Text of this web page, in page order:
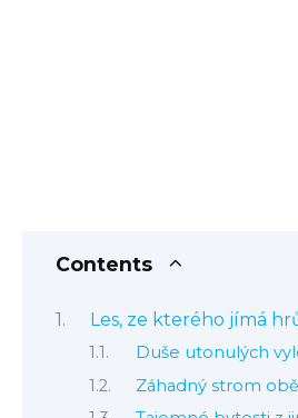
Contents
Les, ze kterého jímá
Duše utonulých
Záhadný strom